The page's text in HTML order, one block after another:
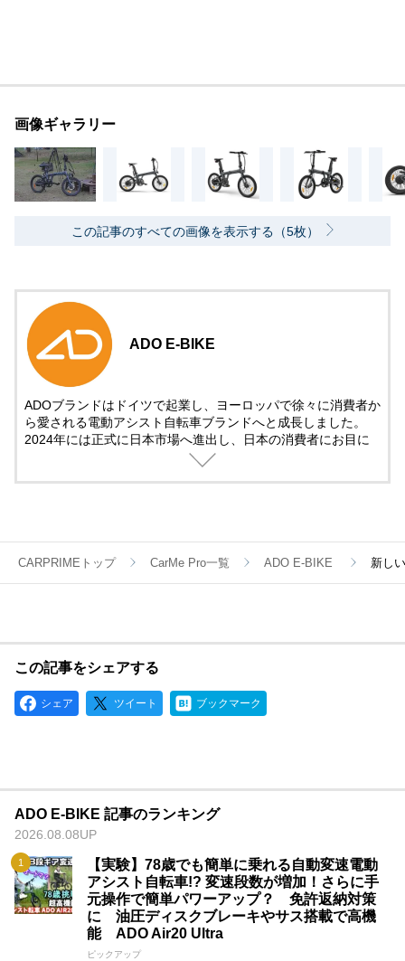
画像ギャラリー
この記事のすべての画像を表示する（5枚）
ADO E-BIKE
ADOブランドはドイツで起業し、ヨーロッパで徐々に消費者か
ら愛される電動アシスト自転車ブランドへと成長しました。
2024年には正式に日本市場へ進出し、日本の消費者にお目に
ます。
ADOは、環境への配慮と卓越した製品品質に焦点を当て、持続
可能な未来の実現に貢献しています。
ADOは若いブランドではありますが、電動アシスト自転車の品
質において、他社に引けを取らない自信がございます。
くの競争相手よりも優位を保っています。ADOはこれまでの実
績を元に、革新的な技術と高品質な製品により市場での地位を
確立しています。
・独自のブランド哲学：ADOはECOな環境を重視し、その価
値観を製品に反映させています。 私たちは持続可能な製造プ
ロセスと素材の選定に努め、環境にやさしいアプローチを追求
しています。
CARPRIMEトップ CarMe Pro一覧 ADO E-BIKE 新し
この記事をシェアする
シェア ツイート ブックマーク
ADO E-BIKE 記事のランキング
2026.08.08UP
【実験】78歳でも簡単に乗れる自動変速電動
アシスト自転車!? 変速段数が増加！さらに手
元操作で簡単パワーアップ？ 免許返納対策
に 油圧ディスクブレーキやサス搭載で高機
能 ADO Air20 Ultra
ピックアップ